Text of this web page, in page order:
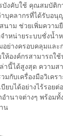
งคับใช้ คุณสมบัติก
บุคลากรที่ได้รับอนุ
าม ช่วยเพิ่มความ
จำหน่ายระบบชั่งน้
อย่างครอบคลุมแล
ห้องค์กรสามารถใ
านี้ได้สูงสุด ความส
กับเครื่องมือวิเคร
ยบได้อย่างไร้รอยต่
ำนาจต่างๆ พร้อมทั้
น